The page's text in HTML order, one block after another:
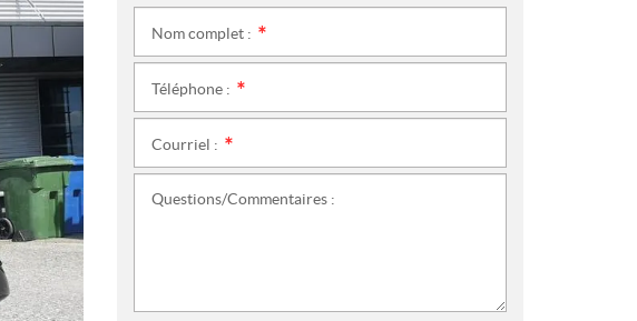
Nom complet :
Téléphone :
Courriel :
Questions/Commentaires :